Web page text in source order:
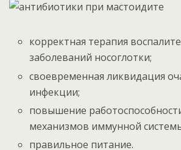
корректная терапия
заболеваний носоглотки;
своевременная ликвидация
инфекции;
повышение
механизмов иммунной
правильное питание.